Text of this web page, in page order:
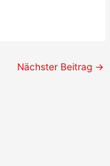
Nächster Beitrag →